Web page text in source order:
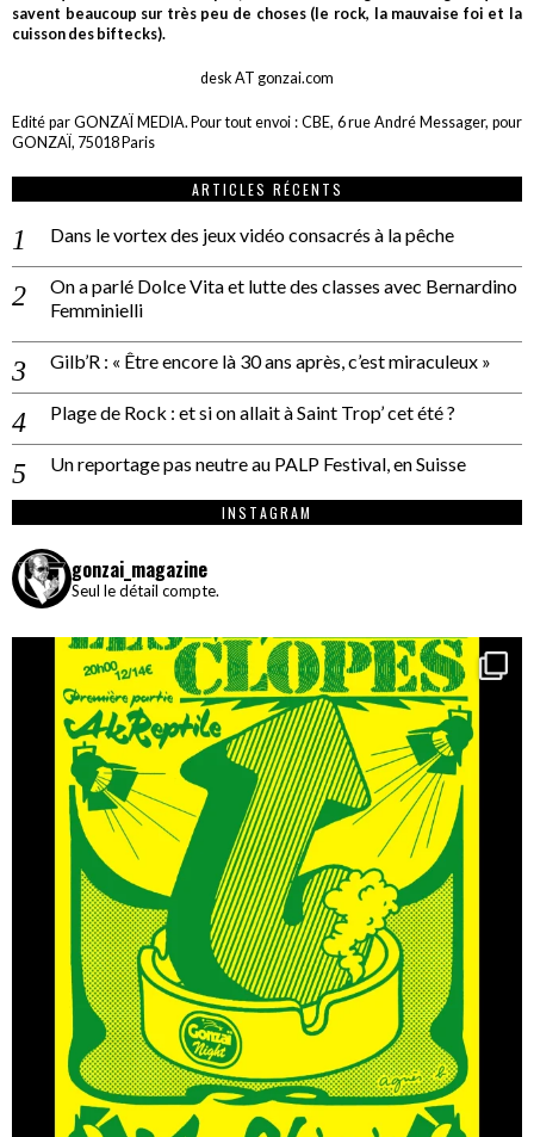
savent beaucoup sur très peu de choses (le rock, la mauvaise foi et la
cuisson des biftecks).
desk AT gonzai.com
Edité par GONZAÏ MEDIA. Pour tout envoi : CBE, 6 rue André Messager, pour
GONZAÏ, 75018 Paris
ARTICLES RÉCENTS
Dans le vortex des jeux vidéo consacrés à la pêche
On a parlé Dolce Vita et lutte des classes avec Bernardino
Femminielli
Gilb’R : « Être encore là 30 ans après, c’est miraculeux »
Plage de Rock : et si on allait à Saint Trop’ cet été ?
Un reportage pas neutre au PALP Festival, en Suisse
INSTAGRAM
gonzai_magazine
Seul le détail compte.